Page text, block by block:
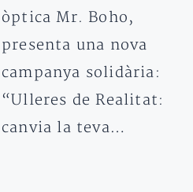
òptica Mr. Boho,
presenta una nova
campanya solidària:
“Ulleres de Realitat:
canvia la teva…